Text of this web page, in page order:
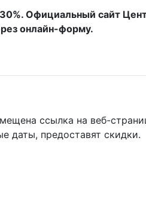
Официальный сайт
онлайн-форму.
ссылка на веб-
даты, предоставят скидки.